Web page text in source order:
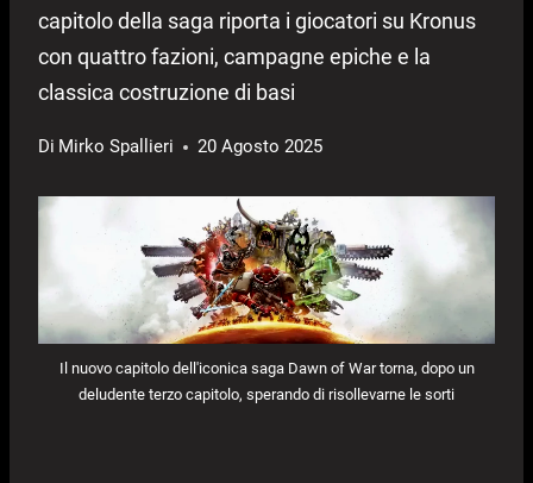
capitolo della saga riporta i giocatori su Kronus
con quattro fazioni, campagne epiche e la
classica costruzione di basi
Di Mirko Spallieri 20 Agosto 2025
Il nuovo capitolo dell'iconica saga Dawn of War torna, dopo un
deludente terzo capitolo, sperando di risollevarne le sorti